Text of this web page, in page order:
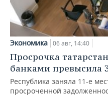
Экономика 06 авг, 14:40
Просрочка
банками превысила
Республика заняла 11-е
просроченной